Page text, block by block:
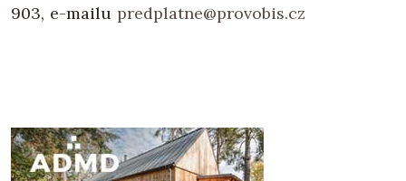
903, e-mailu predplatne@provobis.cz